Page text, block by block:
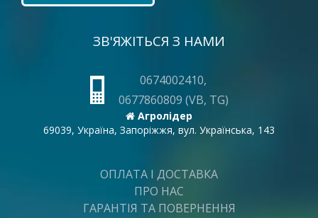
ЗВ'ЯЖІТЬСЯ З НАМИ
0674002410,
0677860809 (VB, TG)
Агролідер
69039, Україна, Запоріжжя, вул. Українська, 143
ОПЛАТА І ДОСТАВКА
ПРО НАС
ГАРАНТІЯ ТА ПОВЕРНЕННЯ